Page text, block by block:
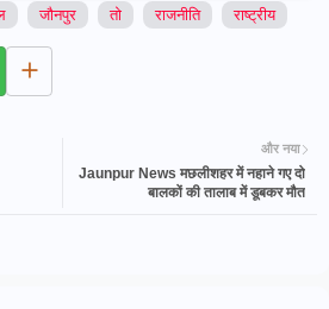
जौनपुर तो राजनीति राष्ट्रीय
और नया
Jaunpur News मछलीशहर में नहाने गए दो
बालकों की तालाब में डूबकर मौत